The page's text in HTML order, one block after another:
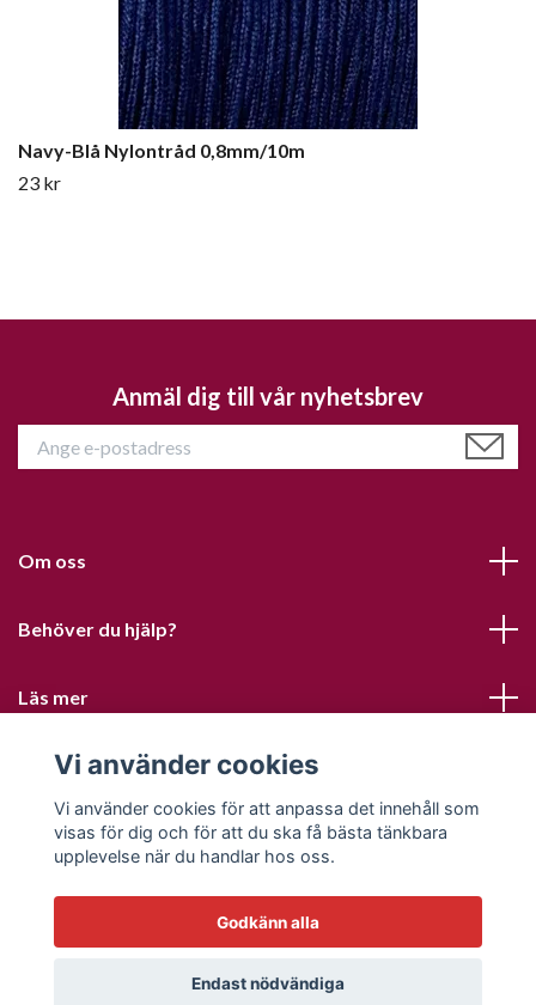
Navy-Blå Nylontråd 0,8mm/10m
23 kr
Anmäl dig till vår nyhetsbrev
Om oss
Behöver du hjälp?
Läs mer
Sociala medier
© 2026 Sofias PysselParadis
Vi använder cookies
Vi använder cookies för att anpassa det innehåll som
visas för dig och för att du ska få bästa tänkbara
upplevelse när du handlar hos oss.
Godkänn alla
Endast nödvändiga